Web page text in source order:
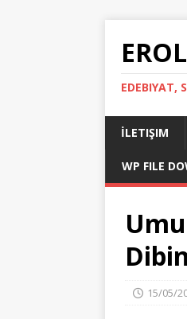
EDEBIYAT,
İLETIŞIM
WP FILE
15/05/